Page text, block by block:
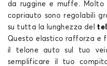
da ruggine e muffe.
copriauto sono regolabili
su tutta la lunghezza del
Questo elastico rafforza e
il telone auto
sul tuo
semplificare il tuo